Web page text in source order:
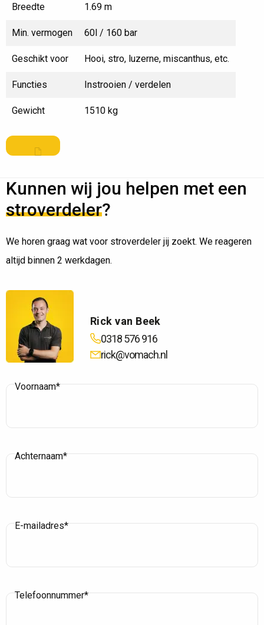
Breedte 1.69 m
Min. vermogen 60l / 160 bar
Geschikt voor Hooi, stro, luzerne, miscanthus, etc.
Functies Instrooien / verdelen
Gewicht 1510 kg
Kunnen wij jou helpen met een
stroverdeler?
We horen graag wat voor stroverdeler jij zoekt. We reageren
altijd binnen 2 werkdagen.
Rick van Beek
0318 576 916
rick@vomach.nl
Voornaam*
Achternaam*
E-mailadres*
Telefoonnummer*